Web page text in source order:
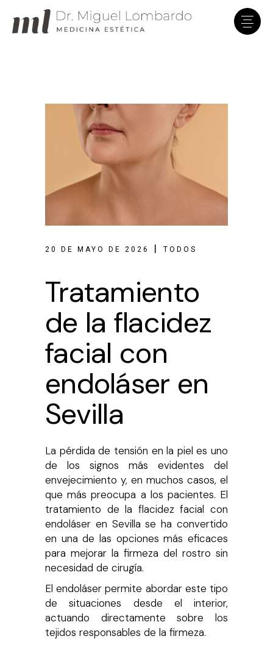
20 DE MAYO DE 2026 TODOS
Tratamiento
de la flacidez
facial con
endoláser en
Sevilla
La pérdida de tensión en la piel es uno
de los signos más evidentes del
envejecimiento y, en muchos casos, el
que más preocupa a los pacientes. El
tratamiento de la flacidez facial con
endoláser en Sevilla se ha convertido
en una de las opciones más eficaces
para mejorar la firmeza del rostro sin
necesidad de cirugía.
El endoláser permite abordar este tipo
de situaciones desde el interior,
actuando directamente sobre los
tejidos responsables de la firmeza.
Clínica Dr. Lombardo
En línea · Asistente virtual